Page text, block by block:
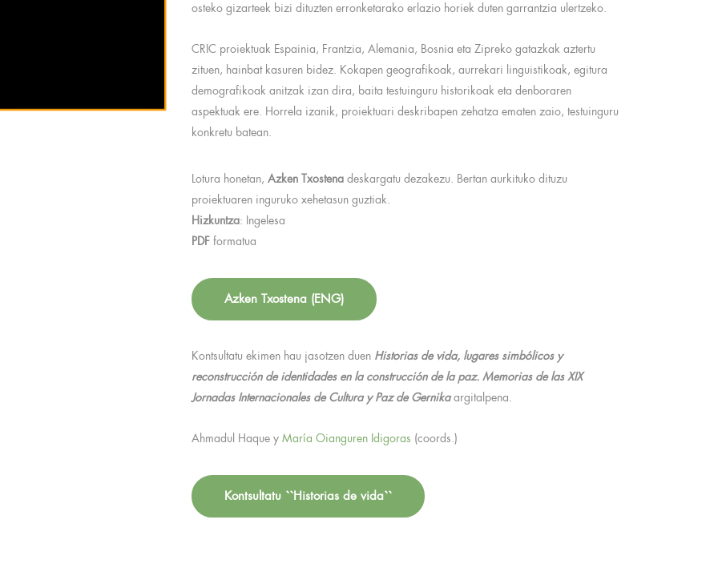
osteko gizarteek bizi dituzten erronketarako erlazio horiek duten garrantzia ulertzeko.
CRIC proiektuak Espainia, Frantzia, Alemania, Bosnia eta Zipreko gatazkak aztertu
zituen, hainbat kasuren bidez. Kokapen geografikoak, aurrekari linguistikoak, egitura
demografikoak anitzak izan dira, baita testuinguru historikoak eta denboraren
aspektuak ere. Horrela izanik, proiektuari deskribapen zehatza ematen zaio, testuinguru
konkretu batean.
Lotura honetan, Azken Txostena deskargatu dezakezu. Bertan aurkituko dituzu
proiektuaren inguruko xehetasun guztiak.
Hizkuntza: Ingelesa
PDF formatua
Azken Txostena (ENG)
Kontsultatu ekimen hau jasotzen duen Historias de vida, lugares simbólicos y
reconstrucción de identidades en la construcción de la paz. Memorias de las XIX
Jornadas Internacionales de Cultura y Paz de Gernikaargitalpena.
Ahmadul Haque y María Oianguren Idigoras (coords.)
Kontsultatu ``Historias de vida``